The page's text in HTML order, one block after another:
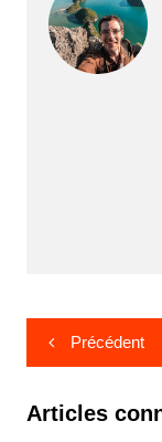
Navigation
de
l’article
Précédent
Articles